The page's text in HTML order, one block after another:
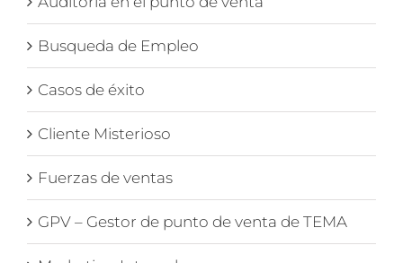
Busqueda de Empleo
Casos de éxito
Cliente Misterioso
Fuerzas de ventas
GPV – Gestor de punto de venta de TEMA